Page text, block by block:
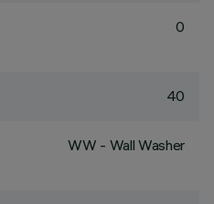
0
40
WW - Wall Washer